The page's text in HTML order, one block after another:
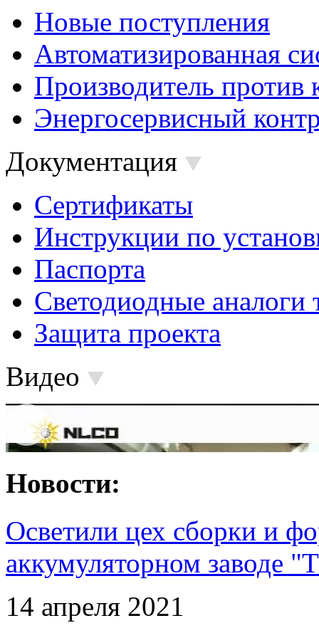
Новые поступления
Автоматизированная
Производитель против
Энергосервисный
Документация
Сертификаты
Инструкции по
Паспорта
Светодиодные аналоги
Защита проекта
Видео
Новости:
Осветили цех сборки и
аккумуляторном заводе
14 апреля 2021